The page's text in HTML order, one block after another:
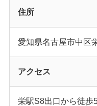
住所
愛知県名古屋市中区
アクセス
栄駅S8出口から徒歩